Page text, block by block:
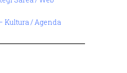
Kultura / Agenda